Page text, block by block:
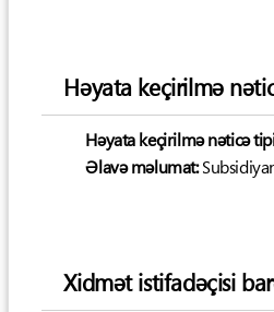
Həyata keçirilmə
Həyata keçirilmə nəticə
Əlavə məlumat:
Xidmət istifadəçisi